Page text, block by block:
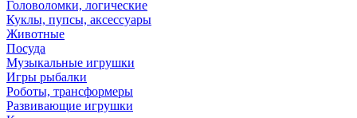
Головоломки, логические
Куклы, пупсы, аксессуары
Животные
Посуда
Музыкальные игрушки
Игры рыбалки
Роботы, трансформеры
Развивающие игрушки